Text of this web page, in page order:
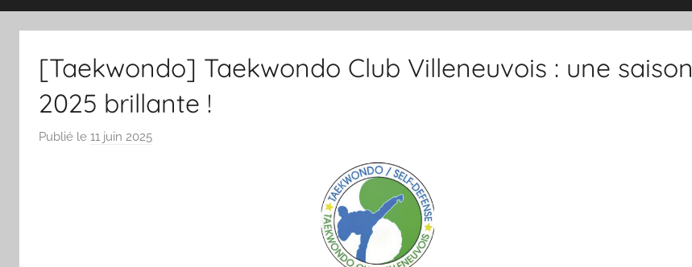
magazine
du
sport
[Taekwondo] Taekwondo Club Villeneuvois : une saison
2025 brillante !
Publié le 11 juin 2025